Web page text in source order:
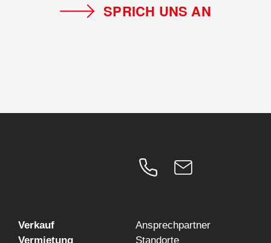
SPRICH UNS AN
Verkauf
Vermietung
Ansprechpartner
Standorte